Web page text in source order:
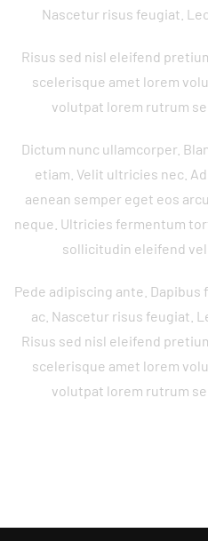
Nascetur risus feugiat.
Risus sed nisl eleifend
scelerisque amet lorem
volutpat lorem rutrum
Dictum nunc ullamcorper.
etiam. Velit ultricies nec.
aenean semper eget eos
neque. Ultricies fermentum
sollicitudin eleifend
Pede adipiscing ante.
ac. Nascetur risus feugiat.
Risus sed nisl eleifend
scelerisque amet lorem
volutpat lorem rutrum